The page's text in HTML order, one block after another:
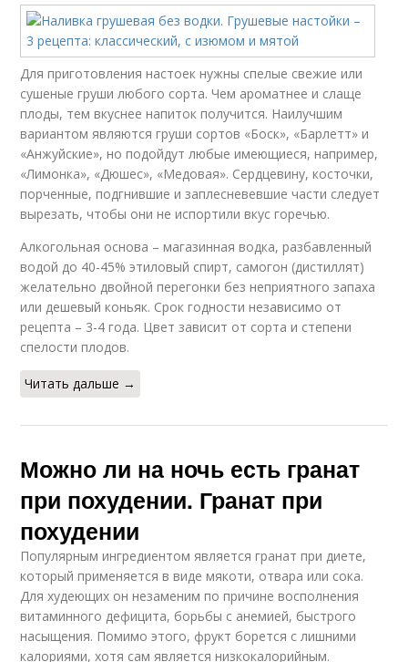
Для приготовления настоек нужны спелые свежие или
сушеные груши любого сорта. Чем ароматнее и слаще
плоды, тем вкуснее напиток получится. Наилучшим
вариантом являются груши сортов «Боск», «Барлетт» и
«Анжуйские», но подойдут любые имеющиеся, например,
«Лимонка», «Дюшес», «Медовая». Сердцевину, косточки,
порченные, подгнившие и заплесневевшие части следует
вырезать, чтобы они не испортили вкус горечью.
Алкогольная основа – магазинная водка, разбавленный
водой до 40-45% этиловый спирт, самогон (дистиллят)
желательно двойной перегонки без неприятного запаха
или дешевый коньяк. Срок годности независимо от
рецепта – 3-4 года. Цвет зависит от сорта и степени
спелости плодов.
Читать дальше →
Можно ли на ночь есть гранат
при похудении. Гранат при
похудении
Популярным ингредиентом является гранат при диете,
который применяется в виде мякоти, отвара или сока.
Для худеющих он незаменим по причине восполнения
витаминного дефицита, борьбы с анемией, быстрого
насыщения. Помимо этого, фрукт борется с лишними
калориями, хотя сам является низкокалорийным.